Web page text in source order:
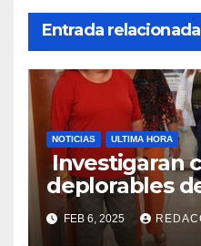
Entrada relacionada
NOTICIAS ULTIMA HORA
Investigaran
deplorables
facilidades el
de la Salud
FEB 6, 2025